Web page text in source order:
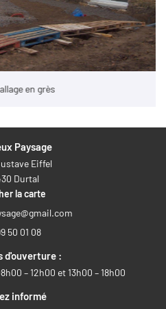
Restez
INSCRIPTION
en grès
Paysage
Eiffel
Durtal
la carte
50 01 08
d'ouverture :
– 12h00 et 13h00 – 18h00
informé